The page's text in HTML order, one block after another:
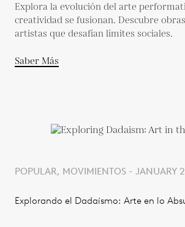
Explora la evolución del arte
creatividad se fusionan. Descubre
artistas que desafían límites sociales.
Saber Más
POPULAR, MOVIMIENTOS - JANUARY
Explorando el Dadaísmo: Arte en lo